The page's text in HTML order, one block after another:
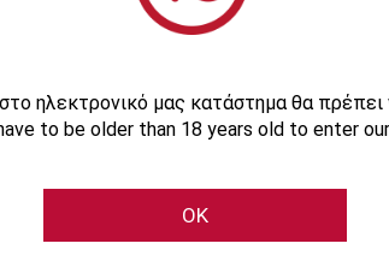
στο Newsletter
στο ηλεκτρονικό μας κατάστημα θα
to be older than 18 years old to enter
OK